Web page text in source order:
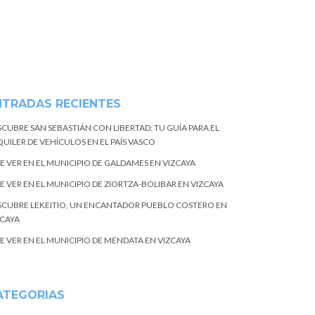
RECIENTES
SAN SEBASTIÁN CON LIBERTAD: TU GUÍA PARA EL
DE VEHÍCULOS EN EL PAÍS VASCO
VER EN EL MUNICIPIO DE GALDAMES EN VIZCAYA
VER EN EL MUNICIPIO DE ZIORTZA-BOLIBAR EN VIZCAYA
LEKEITIO, UN ENCANTADOR PUEBLO COSTERO EN
VER EN EL MUNICIPIO DE MENDATA EN VIZCAYA